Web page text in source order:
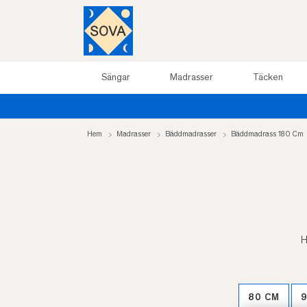
Sängar Madrasser Täcken
Hem Madrasser Bäddmadrasser Bäddmadrass 180 Cm
80 CM